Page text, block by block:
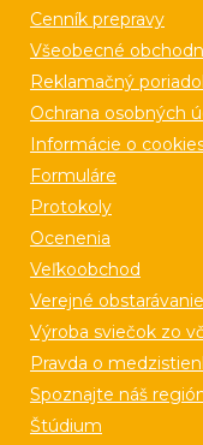
Cenník prepravy
Všeobecné
Reklamačný
Ochrana osobných
Informácie o
Formuláre
Protokoly
Ocenenia
Veľkoobchod
Verejné obstarávanie
Výroba sviečok zo
Pravda o
Spoznajte náš
Štúdium